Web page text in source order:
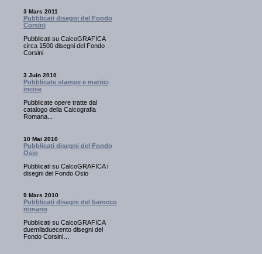
3 Mars 2011
Pubblicati disegni del Fondo
Corsini
Pubblicati su CalcoGRAFICA
circa 1500 disegni del Fondo
Corsini
3 Juin 2010
Pubblicate stampe e matrici
incise
Pubblicate opere tratte dal
catalogo della Calcografia
Romana...
10 Mai 2010
Pubblicati disegni del Fondo
Osio
Pubblicati su CalcoGRAFICA i
disegni del Fondo Osio
9 Mars 2010
Pubblicati disegni del barocco
romano
Pubblicati su CalcoGRAFICA
duemiladuecento disegni del
Fondo Corsini…